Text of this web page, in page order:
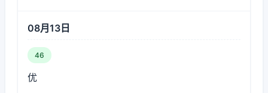
08月13日
46
优